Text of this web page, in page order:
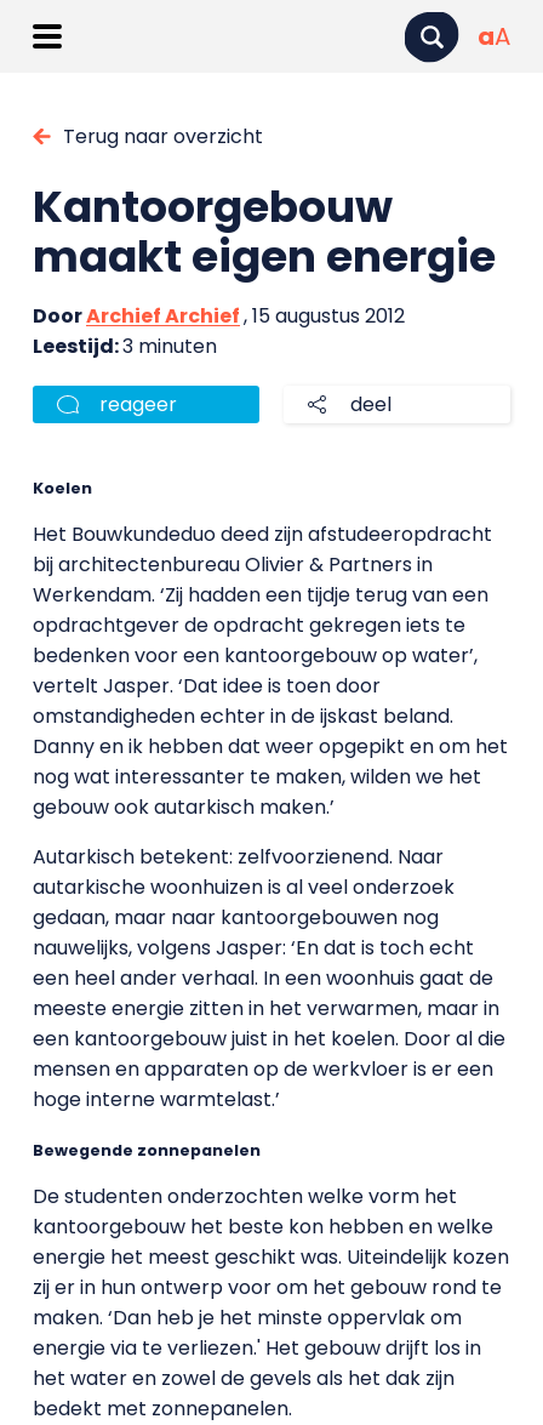
aA
Terug naar overzicht
Kantoorgebouw
maakt eigen energie
DoorArchief Archief, 15 augustus 2012
Leestijd:3 minuten
reageer deel
Koelen
Het Bouwkundeduo deed zijn afstudeeropdracht
bij architectenbureau Olivier & Partners in
Werkendam. ‘Zij hadden een tijdje terug van een
opdrachtgever de opdracht gekregen iets te
bedenken voor een kantoorgebouw op water’,
vertelt Jasper. ‘Dat idee is toen door
omstandigheden echter in de ijskast beland.
Danny en ik hebben dat weer opgepikt en om het
nog wat interessanter te maken, wilden we het
gebouw ook autarkisch maken.’
Autarkisch betekent: zelfvoorzienend. Naar
autarkische woonhuizen is al veel onderzoek
gedaan, maar naar kantoorgebouwen nog
nauwelijks, volgens Jasper: ‘En dat is toch echt
een heel ander verhaal. In een woonhuis gaat de
meeste energie zitten in het verwarmen, maar in
een kantoorgebouw juist in het koelen. Door al die
mensen en apparaten op de werkvloer is er een
hoge interne warmtelast.’
Bewegende zonnepanelen
De studenten onderzochten welke vorm het
kantoorgebouw het beste kon hebben en welke
energie het meest geschikt was. Uiteindelijk kozen
zij er in hun ontwerp voor om het gebouw rond te
maken. ‘Dan heb je het minste oppervlak om
energie via te verliezen.' Het gebouw drijft los in
het water en zowel de gevels als het dak zijn
bedekt met zonnepanelen.